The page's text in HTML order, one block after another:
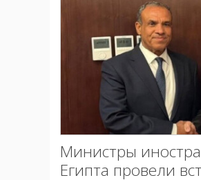
Министры
Египта провели